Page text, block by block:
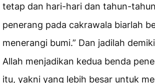
tetap dan hari-hari dan tahun-
penerang pada cakrawala biarlah
menerangi bumi.” Dan jadilah
Allah menjadikan kedua benda
itu, yakni yang lebih besar untuk